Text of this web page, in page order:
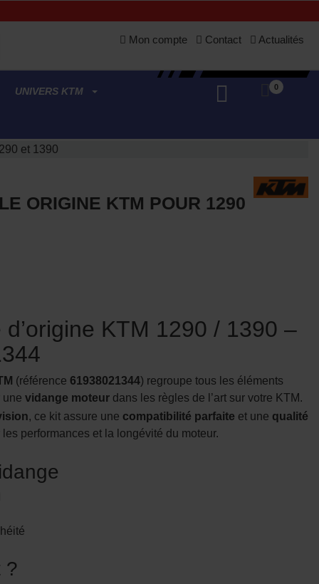
Mon compte Contact Actualités
UNIVERS KTM 0
et 1390
ORIGINE KTM POUR 1290
KTM 1290 / 1390 –
(référence 61938021344) regroupe tous les éléments
une vidange moteur dans les règles de l’art sur votre KTM.
, ce kit assure une compatibilité parfaite et une qualité
performances et la longévité du moteur.
?